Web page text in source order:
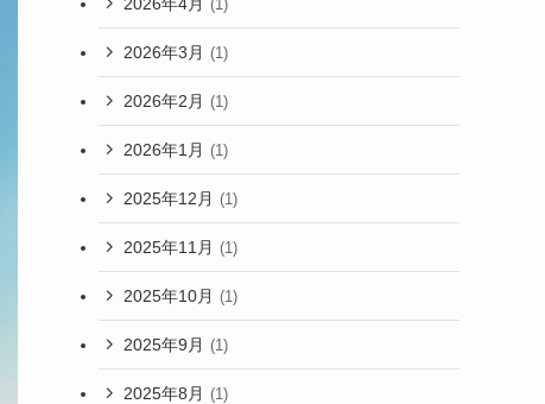
(1)
2026年3月 (1)
2026年2月 (1)
2026年1月 (1)
2025年12月 (1)
2025年11月 (1)
2025年10月 (1)
2025年9月 (1)
2025年8月 (1)